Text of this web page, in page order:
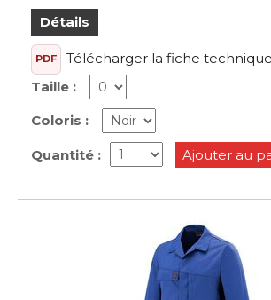
Détails
PDF
Télécharger la fiche technique
Taille :
Coloris :
Quantité : Ajouter au